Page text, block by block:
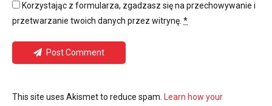
Korzystając z formularza, zgadzasz się na przechowywanie i
przetwarzanie twoich danych przez witrynę. *
Post Comment
This site uses Akismet to reduce spam. Learn how your